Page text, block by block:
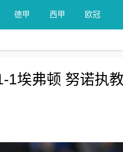
德甲 西甲 欧冠
1埃弗顿 努诺执